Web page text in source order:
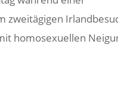
zweitägigen
homosexuellen